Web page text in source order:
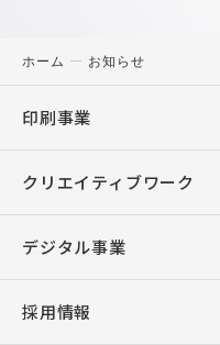
ホーム お知らせ
印刷事業
商業印刷
加工
クリエイティブワーク
デザイン
デジタル事業
アプリ開発
採用情報